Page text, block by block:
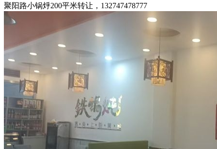
聚阳路小锅烀200平米转让，132747478777